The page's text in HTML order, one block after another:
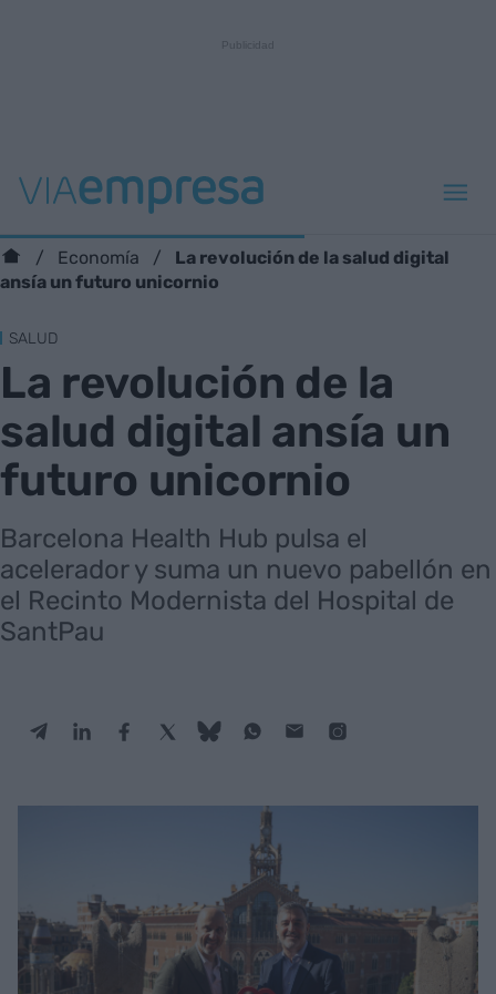
Economía
La revolución de la salud digital
ansía un futuro unicornio
SALUD
La revolución de la
salud digital ansía un
futuro unicornio
Barcelona Health Hub pulsa el
acelerador y suma un nuevo pabellón en
el Recinto Modernista del Hospital de
SantPau